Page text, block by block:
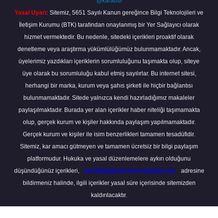
Yasal Uyarı: Sitemiz, 5651 Sayılı Kanun gereğince Bilgi Teknolojileri ve
İletişim Kurumu (BTK) tarafından onaylanmış bir Yer Sağlayıcı olarak
hizmet vermektedir. Bu nedenle, sitedeki içerikleri proaktif olarak
denetleme veya araştırma yükümlülüğümüz bulunmamaktadır. Ancak,
üyelerimiz yazdıkları içeriklerin sorumluluğunu taşımakta olup, siteye
üye olarak bu sorumluluğu kabul etmiş sayılırlar. Bu internet sitesi,
herhangi bir marka, kurum veya şahıs şirketi ile hiçbir bağlantısı
bulunmamaktadır. Sitede yalnızca kendi hazırladığımız makaleler
paylaşılmaktadır. Burada yer alan içerikler haber niteliği taşımamakta
olup, gerçek kurum ve kişiler hakkında paylaşım yapılmamaktadır.
Gerçek kurum ve kişiler ile isim benzerlikleri tamamen tesadüfidir.
Sitemiz, kar amacı gütmeyen ve tamamen ücretsiz bir bilgi paylaşım
platformudur. Hukuka ve yasal düzenlemelere aykırı olduğunu
düşündüğünüz içerikleri,
backlinkpanelicomtr@gmail.com
adresine
bildirmeniz halinde, ilgili içerikler yasal süre içerisinde sitemizden
kaldırılacaktır.